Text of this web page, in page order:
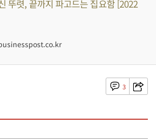
뚜렷, 끝까지 파고드는 집요함 [2022
3